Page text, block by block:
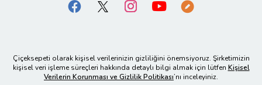
Çiçeksepeti olarak kişisel verilerinizin gizliliğini önemsiyoruz. Şirketimizin
kişisel veri işleme süreçleri hakkında detaylı bilgi almak için lütfen Kişisel
Verilerin Korunması ve Gizlilik Politikası’nı inceleyiniz.